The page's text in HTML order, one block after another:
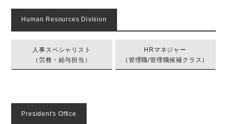
Human Resources Division
人事スペシャリスト
（労務・給与担当）
HRマネジャー
（管理職/管理職候補クラス）
President's Office